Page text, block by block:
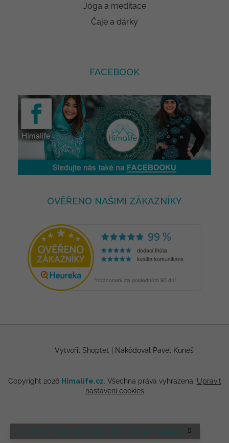
🌸 NOVÁ LETNÍ KOLEKCE HIMALIFE PRÁVĚ NA ESHOPU 🌸
Jóga a meditace
Čaje a dárky
FACEBOOK
OVĚŘENO NAŠIMI ZÁKAZNÍKY
Vytvořil Shoptet Nakódoval Pavel Kuneš
Copyright 2026 Himalife.cz. Všechna práva vyhrazena. Upravit
nastavení cookies